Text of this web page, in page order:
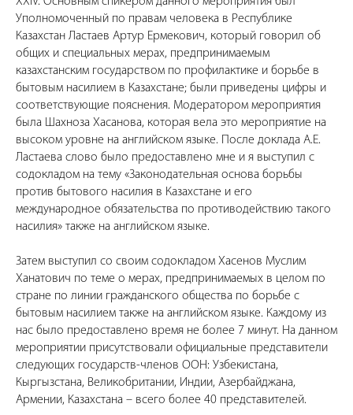
Уполномоченный по правам человека в Республике
Казахстан Ластаев Артур Ермекович, который говорил об
общих и специальных мерах, предпринимаемым
казахстанским государством по профилактике и борьбе в
бытовым насилием в Казахстане; были приведены цифры и
соответствующие пояснения. Модератором мероприятия
была Шахноза Хасанова, которая вела это мероприятие на
высоком уровне на английском языке. После доклада А.Е.
Ластаева слово было предоставлено мне и я выступил с
содокладом на тему «Законодательная основа борьбы
против бытового насилия в Казахстане и его
международное обязательства по противодействию такого
насилия» также на английском языке.
Затем выступил со своим содокладом Хасенов Муслим
Ханатович по теме о мерах, предпринимаемых в целом по
стране по линии гражданского общества по борьбе с
бытовым насилием также на английском языке. Каждому из
нас было предоставлено время не более 7 минут. На данном
мероприятии присутствовали официальные представители
следующих государств-членов ООН: Узбекистана,
Кыргызстана, Великобритании, Индии, Азербайджана,
Армении, Казахстана – всего более 40 представителей.